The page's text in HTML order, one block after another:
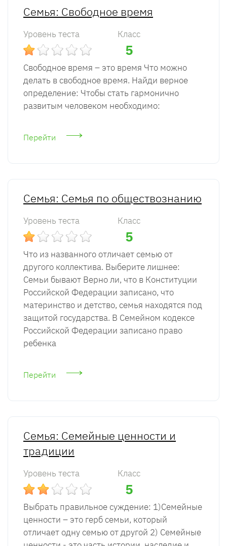
Семья: Свободное время
Уровень теста Класс
5
Свободное время – это время Что можно
делать в свободное время. Найди верное
определение: Чтобы стать гармонично
развитым человеком необходимо:
Перейти
Семья: Семья по обществознанию
Уровень теста Класс
5
Что из названного отличает семью от
другого коллектива. Выберите лишнее:
Семьи бывают Верно ли, что в Конституции
Российской Федерации записано, что
материнство и детство, семья находятся под
защитой государства. В Семейном кодексе
Российской Федерации записано право
ребенка
Перейти
Семья: Семейные ценности и
традиции
Уровень теста Класс
5
Выбрать правильное суждение: 1)Семейные
ценности – это герб семьи, который
отличает одну семью от другой 2) Семейные